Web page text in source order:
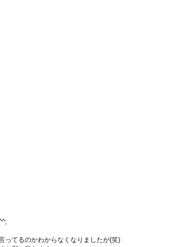
ってるのかわからなくなりましたが(笑)